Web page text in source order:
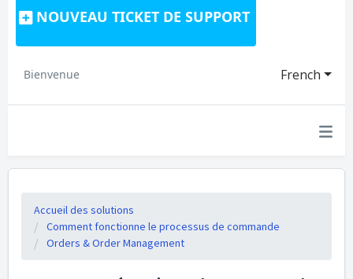
NOUVEAU TICKET DE SUPPORT
French
Bienvenue
Accueil des solutions
Comment fonctionne le processus de commande
Orders & Order Management